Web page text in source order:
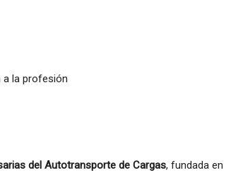
a la profesión
del Autotransporte de Cargas, fundada en